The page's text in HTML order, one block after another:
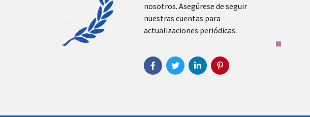
nosotros. Asegúrese de seguir
nuestras cuentas para
actualizaciones periódicas.